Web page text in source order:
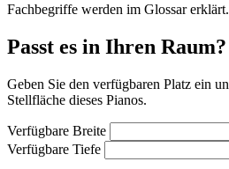
Fachbegriffe werden im Glossar erklärt.
Passt es in Ihren Raum?
Geben Sie den verfügbaren Platz ein
Stellfläche dieses Pianos.
Verfügbare Breite
Verfügbare Tiefe